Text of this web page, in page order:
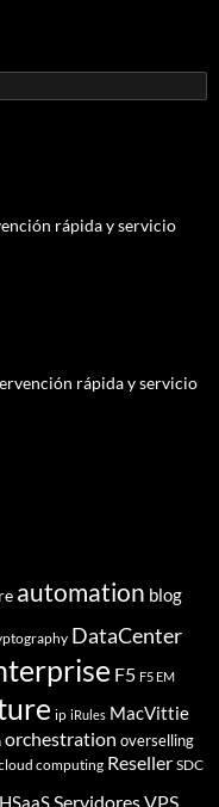
rápida y servicio
rápida y servicio
automation blog
DataCenter
F5 F5 EM
ip iRules MacVittie
orchestration overselling
computing Reseller SDC
Servidores VPS